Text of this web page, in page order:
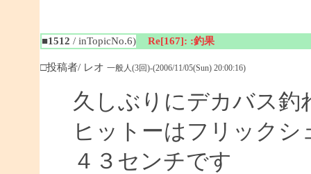
■1512 / inTopicNo.6) Re[167]: :釣果
□投稿者/ レオ 一般人(3回)-(2006/11/05(Sun) 20:00:16)
久しぶりにデカバス釣
ヒットーはフリックシ
４３センチです